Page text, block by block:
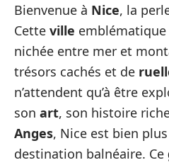
Bienvenue à Nice, la
Cette ville emblématique
nichée entre mer et
trésors cachés et de
n’attendent qu’à être
son art, son histoire
Anges, Nice est bien
destination balnéaire. Ce